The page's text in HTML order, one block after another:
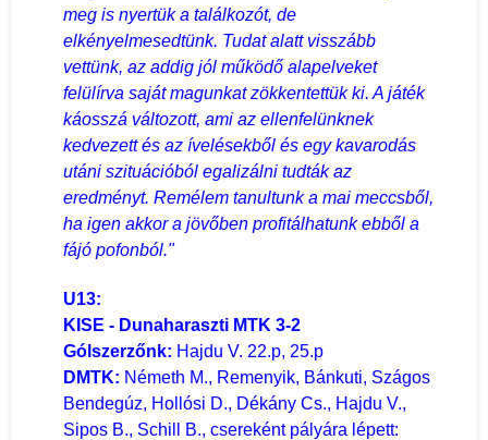
meg is nyertük a találkozót, de
elkényelmesedtünk. Tudat alatt visszább
vettünk, az addig jól működő alapelveket
felülírva saját magunkat zökkentettük ki. A játék
káosszá változott, ami az ellenfelünknek
kedvezett és az ívelésekből és egy kavarodás
utáni szituációból egalizálni tudták az
eredményt. Remélem tanultunk a mai meccsből,
ha igen akkor a jövőben profitálhatunk ebből a
fájó pofonból."
U13:
KISE - Dunaharaszti MTK 3-2
Gólszerzőnk: Hajdu V. 22.p, 25.p
DMTK: Németh M., Remenyik, Bánkuti, Szágos
Bendegúz, Hollósi D., Dékány Cs., Hajdu V.,
Sipos B., Schill B., csereként pályára lépett: